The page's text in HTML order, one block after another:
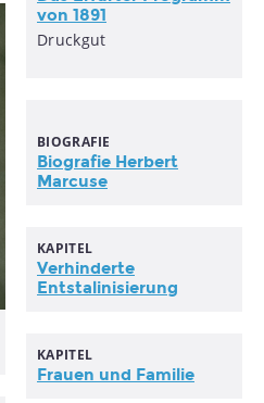
von 1891
Druckgut
BIOGRAFIE
Biografie Herbert
Marcuse
KAPITEL
Verhinderte
Entstalinisierung
KAPITEL
Frauen und Familie